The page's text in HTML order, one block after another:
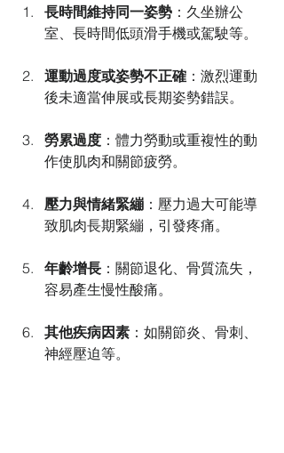
長時間維持同一姿勢 ：久坐辦公
室、長時間低頭滑手機或駕駛等。
運動過度或姿勢不正確 ：激烈運動
後未適當伸展或長期姿勢錯誤。
勞累過度 ：體力勞動或重複性的動
作使肌肉和關節疲勞。
壓力與情緒緊繃 ：壓力過大可能導
致肌肉長期緊繃，引發疼痛。
年齡增長 ：關節退化、骨質流失，
容易產生慢性酸痛。
其他疾病因素 ：如關節炎、骨刺、
神經壓迫等。